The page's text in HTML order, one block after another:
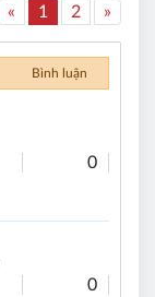
« 1 2 »
Bình luận
0
0